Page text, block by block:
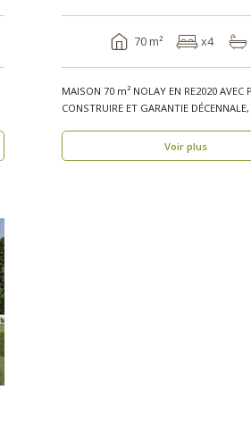
70 m² x4
MAISON 70 m² NOLAY EN RE2020 AVEC
CONSTRUIRE ET GARANTIE
Voir plus